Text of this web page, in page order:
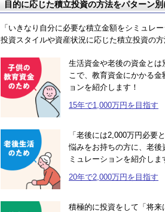
目的に応じた積立投資の方法をパターン
「いきなり自分に必要な積立金額をシミュレ
投資スタイルや資産状況に応じた積立投資の
生活資金や老後の資金と
こで、教育資金にかかる
ョンを紹介します！
15年で1,000万円を目指す
「老後には2,000万円必要
悩みをお持ちの方に、老
ミュレーションを紹介しま
20年で2,000万円を目指す
積極的に投資をして「将